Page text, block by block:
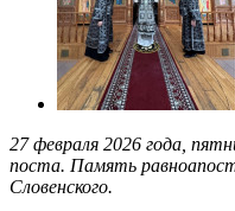
27 февраля 2026 года,
поста. Память
Словенского.